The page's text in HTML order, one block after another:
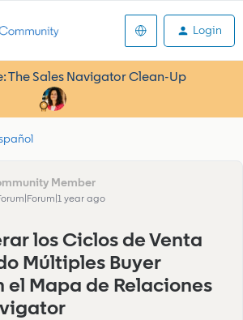
Login
The Sales Navigator Clean-Up
year ago
los Ciclos de Venta
Múltiples Buyer
el Mapa de Relaciones